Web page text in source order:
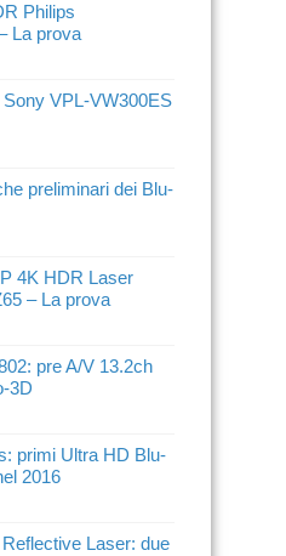
Philips
La prova
VPL-VW300ES
preliminari dei Blu-
4K HDR Laser
– La prova
pre A/V 13.2ch
3D
primi Ultra HD Blu-
2016
Laser: due